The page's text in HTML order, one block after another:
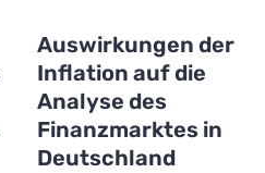
Auswirkungen der
Inflation auf die
Analyse des
Finanzmarktes in
Deutschland